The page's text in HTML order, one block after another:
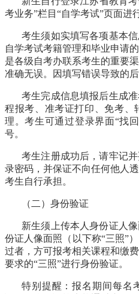
考业务”栏目“自学考试”页面进
考生须如实填写各项基本
自学考试考籍管理和毕业申请
是各级自考办联系考生的重要
准确无误。因填写错误导致的
考生完成信息填报后生成
程报考、准考证打印、免考、
理。考生可通过登录界面“找
号。
考生注册成功后，请牢记
录密码，并保证不向任何他人
考生自行承担。
（二）身份验证
新生须上传本人身份证人
份证人像面照（以下称“三照”
过者，方可报考相关课程和缴
要求的“三照”进行身份验证。
特别提醒：报名期间每名